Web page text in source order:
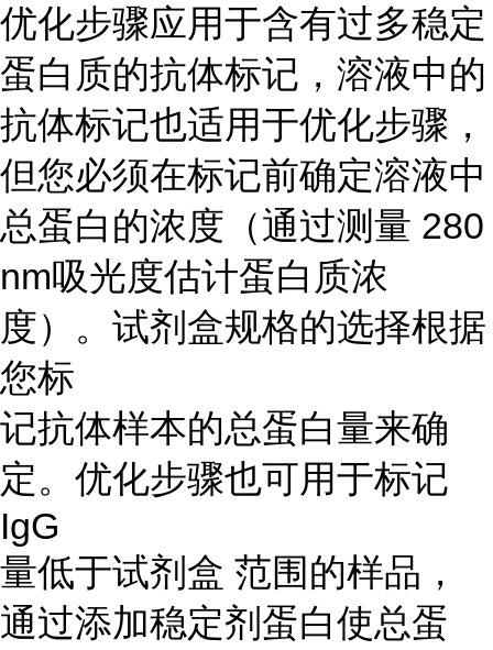
优化步骤应用于含有过多稳定
蛋白质的抗体标记，溶液中的
抗体标记也适用于优化步骤，
但您必须在标记前确定溶液中
总蛋白的浓度（通过测量 280
nm吸光度估计蛋白质浓
度）。试剂盒规格的选择根据
您标
记抗体样本的总蛋白量来确
定。优化步骤也可用于标记
IgG
量低于试剂盒 范围的样品，
通过添加稳定剂蛋白使总蛋